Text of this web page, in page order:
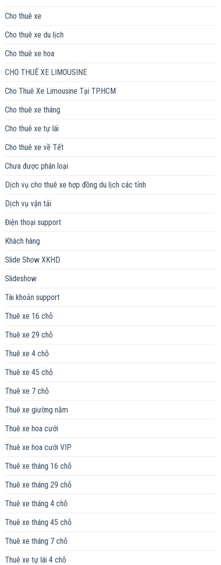
Cho thuê xe
Cho thuê xe du lịch
Cho thuê xe hoa
CHO THUÊ XE LIMOUSINE
Cho Thuê Xe Limousine Tại TP.HCM
Cho thuê xe tháng
Cho thuê xe tự lái
Cho thuê xe về Tết
Chưa được phân loại
Dịch vụ cho thuê xe hợp đồng du lịch các tỉnh
Dịch vụ vận tải
Điện thoại support
Khách hàng
Slide Show XKHD
Slideshow
Tài khoản support
Thuê xe 16 chỗ
Thuê xe 29 chỗ
Thuê xe 4 chỗ
Thuê xe 45 chỗ
Thuê xe 7 chỗ
Thuê xe giường nằm
Thuê xe hoa cưới
Thuê xe hoa cưới VIP
Thuê xe tháng 16 chỗ
Thuê xe tháng 29 chỗ
Thuê xe tháng 4 chỗ
Thuê xe tháng 45 chỗ
Thuê xe tháng 7 chỗ
Thuê xe tự lái 4 chỗ